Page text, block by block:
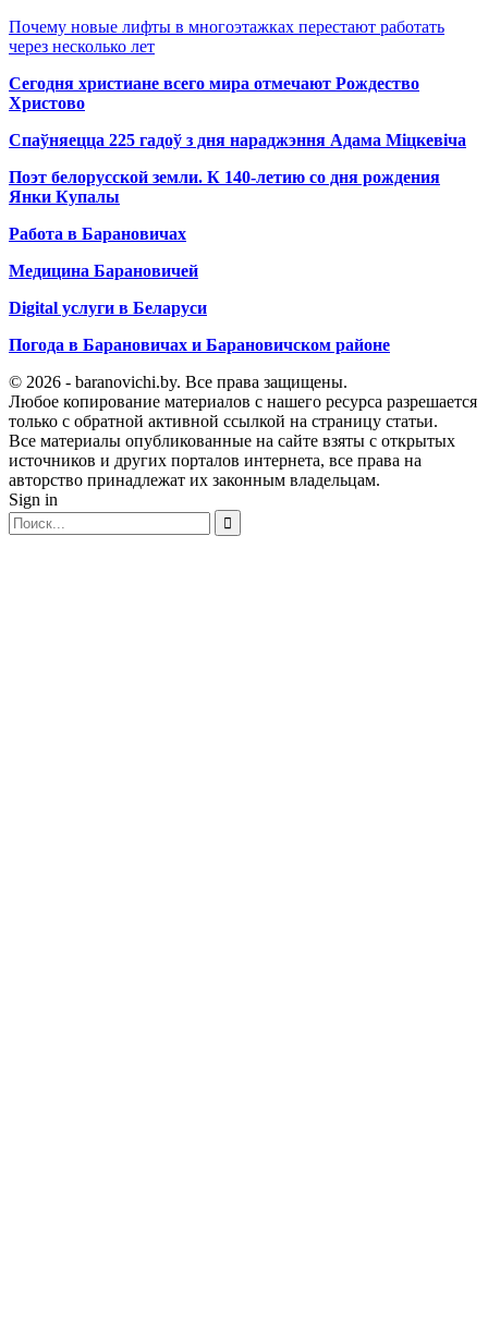
Почему новые лифты в многоэтажках перестают работать
через несколько лет
Сегодня христиане всего мира отмечают Рождество
Христово
Спаўняецца 225 гадоў з дня нараджэння Адама Міцкевіча
Поэт белорусской земли. К 140-летию со дня рождения
Янки Купалы
Работа в Барановичах
Медицина Барановичей
Digital услуги в Беларуси
Погода в Барановичах и Барановичском районе
© 2026 - baranovichi.by. Все права защищены.
Любое копирование материалов с нашего ресурса разрешается
только с обратной активной ссылкой на страницу статьи.
Все материалы опубликованные на сайте взяты с открытых
источников и других порталов интернета, все права на
авторство принадлежат их законным владельцам.
Sign in